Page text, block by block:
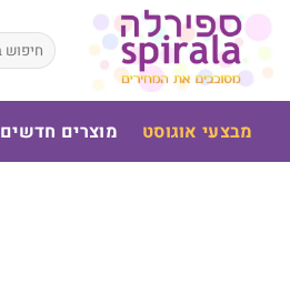
דלג
לתוכן
חיפוש
עבור:
מבצעי אוגוסט מוצרים חדשים